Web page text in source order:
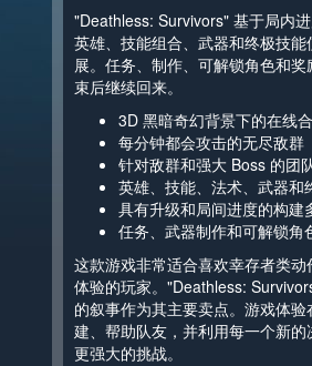
"Deathless: Survivors" 基于局内
英雄、技能组合、武器和终极技
展。任务、制作、可解锁角色和
束后继续回来。
3D 黑暗奇幻背景下的在线
每分钟都会攻击的无尽敌群
针对敌群和强大 Boss 的团
英雄、技能、法术、武器和
具有升级和局间进度的构建
任务、武器制作和可解锁角
这款游戏非常适合喜欢幸存者类
体验的玩家。"Deathless:
的叙事作为其主要卖点。游戏体
建、帮助队友，并利用每一个新
更强大的挑战。